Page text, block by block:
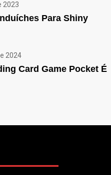
2023
Para Shiny
2024
Card Game Pocket É